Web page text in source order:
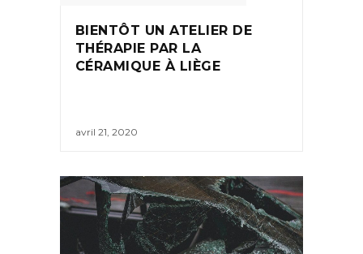
BIENTÔT UN ATELIER DE
THÉRAPIE PAR LA
CÉRAMIQUE À LIÈGE
avril 21, 2020